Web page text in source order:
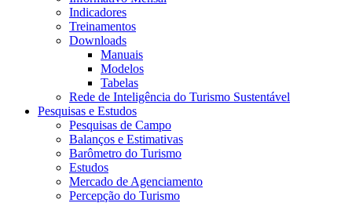
Indicadores
Treinamentos
Downloads
Manuais
Modelos
Tabelas
Rede de Inteligência do Turismo Sustentável
Pesquisas e Estudos
Pesquisas de Campo
Balanços e Estimativas
Barômetro do Turismo
Estudos
Mercado de Agenciamento
Percepção do Turismo